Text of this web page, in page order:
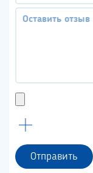
Отправить